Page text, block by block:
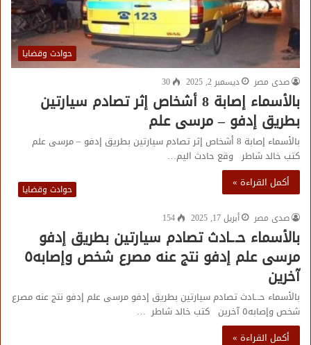
حوادث وقضايا
صدى مصر
ديسمبر 2, 2025 30
بالأسماء إصابة 8 أشخاص إثر تصادم سيارتين
بطريق إدفو – مرسى علم
بالأسماء إصابة 8 أشخاص إثر تصادم سيارتين بطريق إدفو – مرسى علم
كتب خالد شاطر وقع حادث اليم…
أكمل القراءة »
حوادث وقضايا
صدى مصر
أبريل 17, 2025 154
بالأسماء حـ.ـادث تصادم سيارتين بطريق إدفو
مرسى علم إدفو نتج عنه مصرع شخص وإصابه٥
آخرين
بالأسماء حـ.ـادث تصادم سيارتين بطريق إدفو مرسى علم إدفو نتج عنه مصرع
شخص وإصابه٥ آخرين كتب خالد شاطر …
أكمل القراءة »